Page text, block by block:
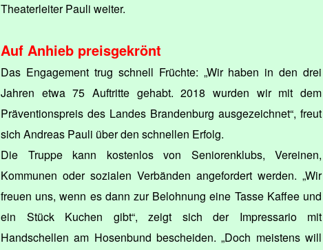
Theaterleiter Pauli weiter.
Auf Anhieb preisgekrönt
Das Engagement trug schnell Früchte: „Wir haben in den drei
Jahren etwa 75 Auftritte gehabt. 2018 wurden wir mit dem
Präventionspreis des Landes Brandenburg ausgezeichnet“, freut
sich Andreas Pauli über den schnellen Erfolg.
Die Truppe kann kostenlos von Seniorenklubs, Vereinen,
Kommunen oder sozialen Verbänden angefordert werden. „Wir
freuen uns, wenn es dann zur Belohnung eine Tasse Kaffee und
ein Stück Kuchen gibt“, zeigt sich der Impressario mit
Handschellen am Hosenbund bescheiden. „Doch meistens will